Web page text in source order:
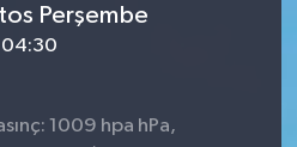
Perşembe
04:30
1009 hpa hPa,